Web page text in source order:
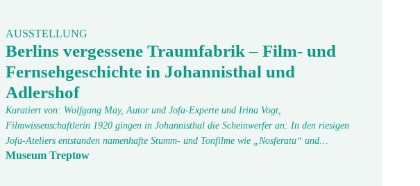
AUSSTELLUNG
Berlins vergessene Traumfabrik – Film- und
Fernsehgeschichte in Johannisthal und
Adlershof
Kuratiert von: Wolfgang May, Autor und Jofa-Experte und Irina Vogt,
Filmwissenschaftlerin 1920 gingen in Johannisthal die Scheinwerfer an: In den riesigen
Jofa-Ateliers entstanden namenhafte Stumm- und Tonfilme wie „Nosferatu“ und…
Museum Treptow